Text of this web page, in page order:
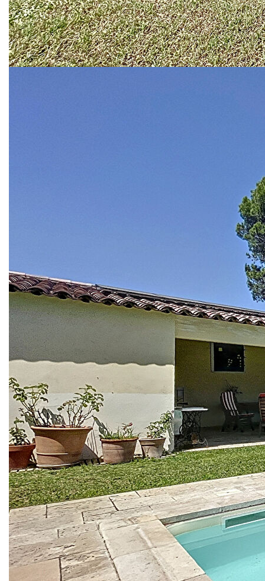
salle à manger d'une surface totale de 40m².
Le cellier, un wc d'accueil et un placard complètent le
niveau.
Besoin d'une chambre en rez-de-chaussée, la salle à
manger ou la cuisine sauront aisément se transformer pour
parfaites pour recevoir dortoirs et salles de jeux pour les
enfants, ou encore un espace bureau au calme.
57m² de combles restent encore à exploiter si besoin.
Coté confort, x2 vitrage aluminium, chauffage central au sol
par Pompe à chaleur, eau chaude par chauffe-eau
thermodynamique, mur et combles isolés, eau par forage
(réseau d'eau de ville en bordure de propriété), arrosage
intégré, portail électrique, microstation pour les eaux usées.
Côté pratique, nombreuses dépendances, stationnement
aisé pour de nombreux véhicules, Abri voiture, aisément
transformable en garage, grand pool house avec local
technique et rangement, équipé d'une cuisine d'été.
Le jardin, véritable bijou de verdure vous offre un ensemble
d'essences locales et une oliveraie privée.
Une piscine de 5x10m exposée plein Sud et abritée du
mistral par le pool house. La garantie de belles journées
d'été entre amis ou en famille.